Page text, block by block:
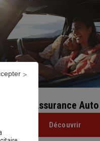
Assurance Auto
Découvrir